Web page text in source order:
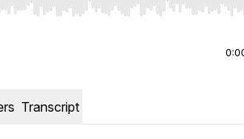
to seek, Home/End to jump to start
Transcript